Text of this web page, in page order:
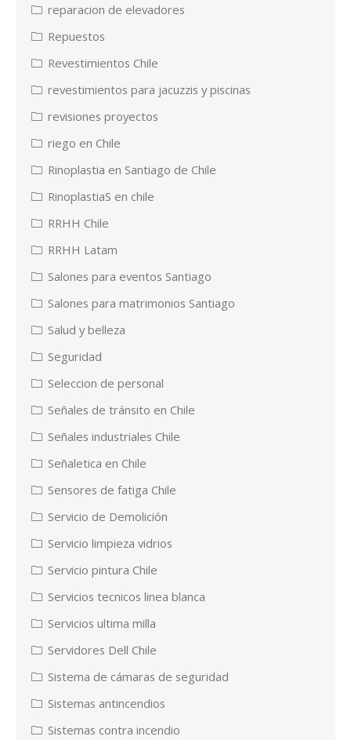
reparacion de elevadores
Repuestos
Revestimientos Chile
revestimientos para jacuzzis y piscinas
revisiones proyectos
riego en Chile
Rinoplastia en Santiago de Chile
RinoplastiaS en chile
RRHH Chile
RRHH Latam
Salones para eventos Santiago
Salones para matrimonios Santiago
Salud y belleza
Seguridad
Seleccion de personal
Señales de tránsito en Chile
Señales industriales Chile
Señaletica en Chile
Sensores de fatiga Chile
Servicio de Demolición
Servicio limpieza vidrios
Servicio pintura Chile
Servicios tecnicos linea blanca
Servicios ultima milla
Servidores Dell Chile
Sistema de cámaras de seguridad
Sistemas antincendios
Sistemas contra incendio